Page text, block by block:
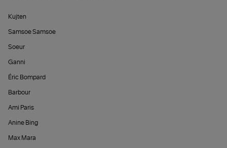
Kujten
Samsoe Samsoe
Soeur
Ganni
Éric Bompard
Barbour
Ami Paris
Anine Bing
Max Mara